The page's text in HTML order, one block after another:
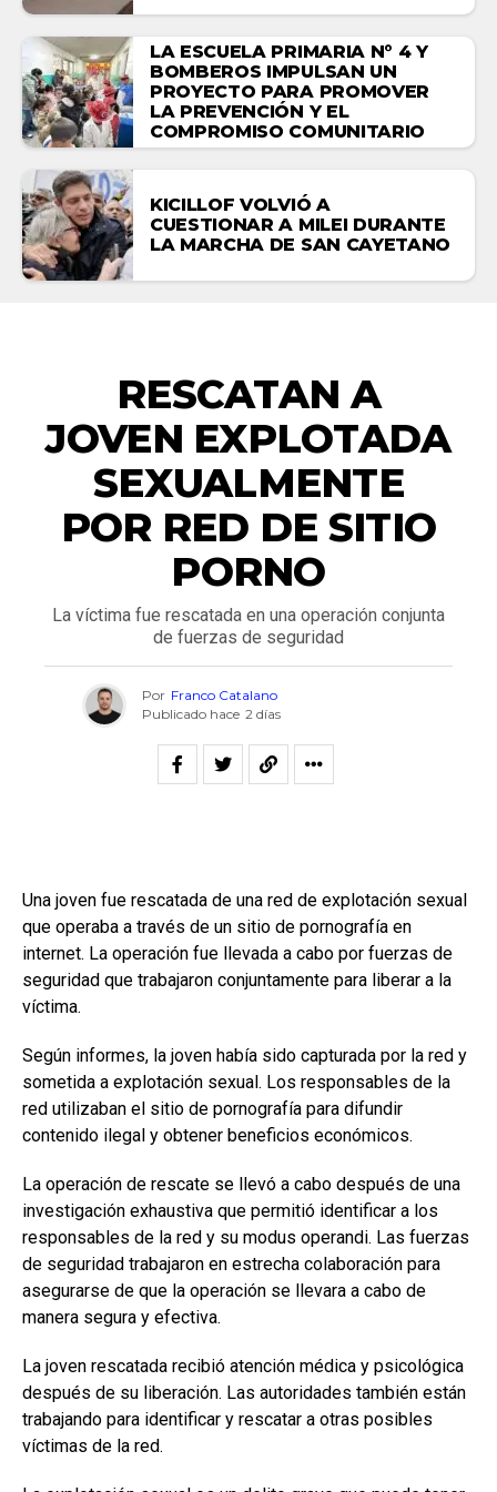
LA ESCUELA PRIMARIA N° 4 Y
BOMBEROS IMPULSAN UN
PROYECTO PARA PROMOVER
LA PREVENCIÓN Y EL
COMPROMISO COMUNITARIO
KICILLOF VOLVIÓ A
CUESTIONAR A MILEI DURANTE
LA MARCHA DE SAN CAYETANO
RESCATAN A
JOVEN EXPLOTADA
SEXUALMENTE
POR RED DE SITIO
PORNO
La víctima fue rescatada en una operación conjunta
de fuerzas de seguridad
Por Franco Catalano
Publicado hace 2 días
Una joven fue rescatada de una red de explotación sexual
que operaba a través de un sitio de pornografía en
internet. La operación fue llevada a cabo por fuerzas de
seguridad que trabajaron conjuntamente para liberar a la
víctima.
Según informes, la joven había sido capturada por la red y
sometida a explotación sexual. Los responsables de la
red utilizaban el sitio de pornografía para difundir
contenido ilegal y obtener beneficios económicos.
La operación de rescate se llevó a cabo después de una
investigación exhaustiva que permitió identificar a los
responsables de la red y su modus operandi. Las fuerzas
de seguridad trabajaron en estrecha colaboración para
asegurarse de que la operación se llevara a cabo de
manera segura y efectiva.
La joven rescatada recibió atención médica y psicológica
después de su liberación. Las autoridades también están
trabajando para identificar y rescatar a otras posibles
víctimas de la red.